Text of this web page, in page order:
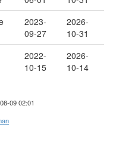
2023-
09-27
2026-
10-31
2022-
10-15
2026-
10-14
09 02:01